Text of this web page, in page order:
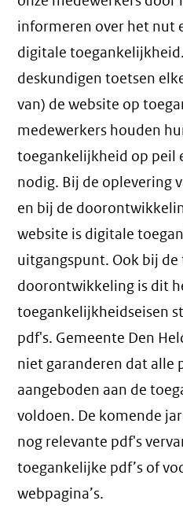
informeren over het nut
digitale
deskundigen toetsen
van) de website op
medewerkers houden
toegankelijkheid op peil
nodig. Bij de oplevering
en bij de
website is digitale
uitgangspunt. Ook bij de
doorontwikkeling is dit
toegankelijkheidseisen
pdf's. Gemeente Den
niet garanderen dat alle
aangeboden aan de
voldoen. De komende
nog relevante pdf's
toegankelijke pdf’s of
webpagina’s.